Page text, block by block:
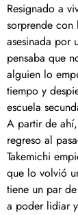
Resignado a
sorprende con
asesinada por
pensaba que
alguien lo
tiempo y
escuela
A partir de
regreso al
Takemichi
que lo volvió
tiene un par
a poder lidiar